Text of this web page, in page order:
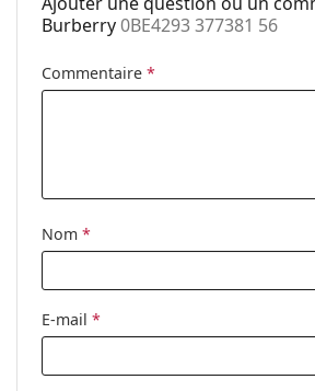
Code: 0BE4293
Burberry0BE4293 377381 56
Commentaire *
Nom *
E-mail *